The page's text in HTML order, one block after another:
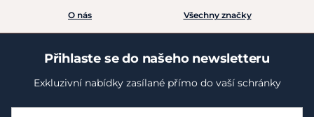
O nás Všechny značky
Přihlaste se do našeho newsletteru
Exkluzivní nabídky zasílané přímo do vaší schránky